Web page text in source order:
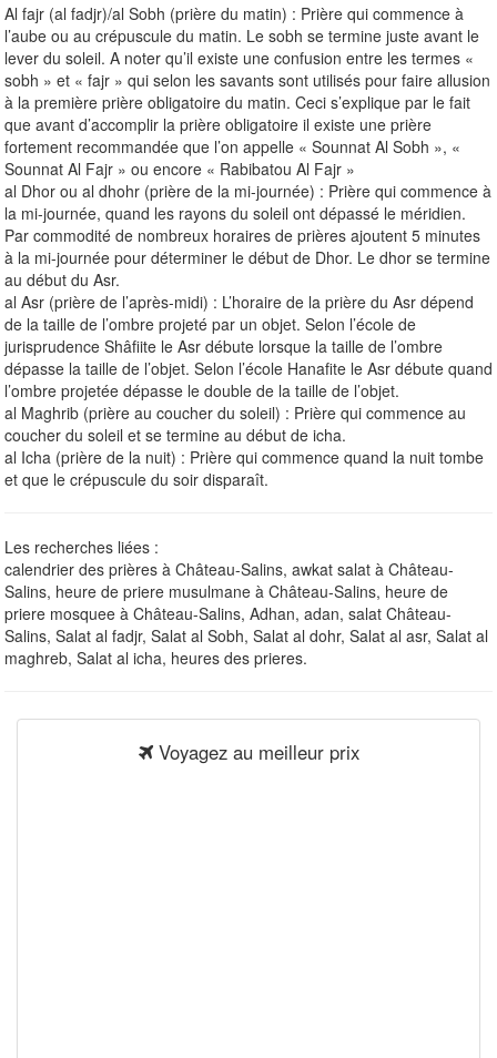
Al fajr (al fadjr)/al Sobh (prière du matin) : Prière qui commence à
l’aube ou au crépuscule du matin. Le sobh se termine juste avant le
lever du soleil. A noter qu’il existe une confusion entre les termes «
sobh » et « fajr » qui selon les savants sont utilisés pour faire allusion
à la première prière obligatoire du matin. Ceci s’explique par le fait
que avant d’accomplir la prière obligatoire il existe une prière
fortement recommandée que l’on appelle « Sounnat Al Sobh », «
Sounnat Al Fajr » ou encore « Rabibatou Al Fajr »
al Dhor ou al dhohr (prière de la mi-journée) : Prière qui commence à
la mi-journée, quand les rayons du soleil ont dépassé le méridien.
Par commodité de nombreux horaires de prières ajoutent 5 minutes
à la mi-journée pour déterminer le début de Dhor. Le dhor se termine
au début du Asr.
al Asr (prière de l’après-midi) : L’horaire de la prière du Asr dépend
de la taille de l’ombre projeté par un objet. Selon l’école de
jurisprudence Shâfiite le Asr débute lorsque la taille de l’ombre
dépasse la taille de l’objet. Selon l’école Hanafite le Asr débute quand
l’ombre projetée dépasse le double de la taille de l’objet.
al Maghrib (prière au coucher du soleil) : Prière qui commence au
coucher du soleil et se termine au début de icha.
al Icha (prière de la nuit) : Prière qui commence quand la nuit tombe
et que le crépuscule du soir disparaît.
Les recherches liées :
calendrier des prières à Château-Salins, awkat salat à Château-
Salins, heure de priere musulmane à Château-Salins, heure de
priere mosquee à Château-Salins, Adhan, adan, salat Château-
Salins, Salat al fadjr, Salat al Sobh, Salat al dohr, Salat al asr, Salat al
maghreb, Salat al icha, heures des prieres.
Voyagez au meilleur prix